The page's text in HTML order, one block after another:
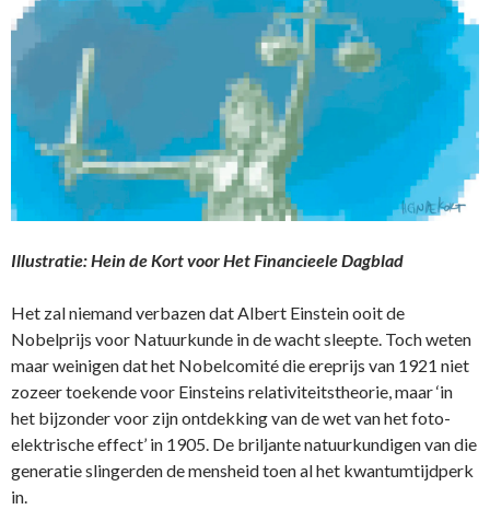
Illustratie: Hein de Kort voor Het Financieele Dagblad
Het zal niemand verbazen dat Albert Einstein ooit de
Nobelprijs voor Natuurkunde in de wacht sleepte. Toch weten
maar weinigen dat het Nobelcomité die ereprijs van 1921 niet
zozeer toekende voor Einsteins relativiteitstheorie, maar ‘in
het bijzonder voor zijn ontdekking van de wet van het foto-
elektrische effect’ in 1905. De briljante natuurkundigen van die
generatie slingerden de mensheid toen al het kwantumtijdperk
in.